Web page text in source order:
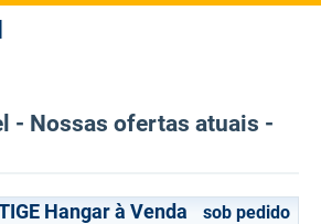
- Nossas ofertas atuais -
Hangar à Venda sob pedido